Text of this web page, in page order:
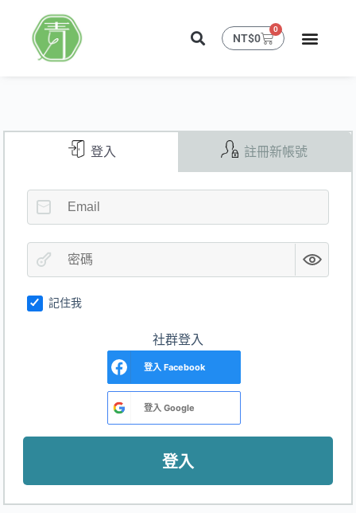
NT$0
0
登入 註冊新帳號
記住我
社群登入
登入 Facebook
登入 Google
登入